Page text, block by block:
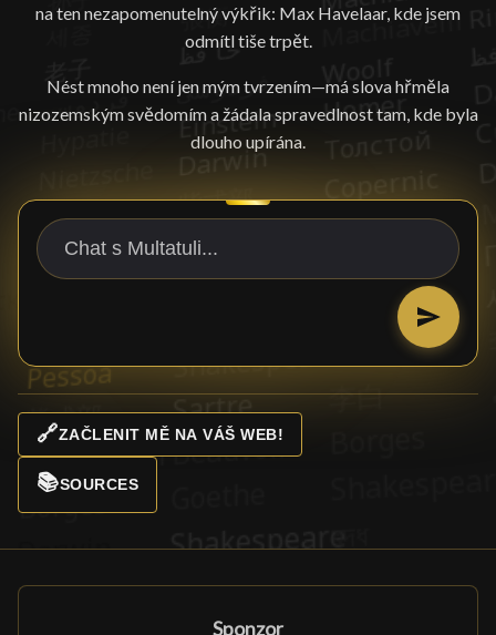
na ten nezapomenutelný výkřik: Max Havelaar, kde jsem
odmítl tiše trpět.
Nést mnoho není jen mým tvrzením—má slova hřměla
nizozemským svědomím a žádala spravedlnost tam, kde byla
dlouho upírána.
🔗ZAČLENIT MĚ NA VÁŠ WEB!
📚SOURCES
Sponzor